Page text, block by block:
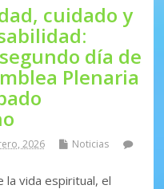
cuidado y
día de
Plenaria
2026
Noticias
la vida espiritual, el